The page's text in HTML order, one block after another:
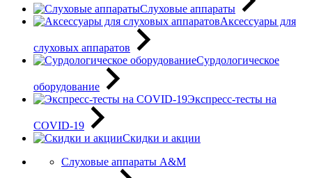
Слуховые аппараты
Аксессуары для
слуховых аппаратов
Сурдологическое
оборудование
Экспресс-тесты на
COVID-19
Скидки и акции
Слуховые аппараты A&M